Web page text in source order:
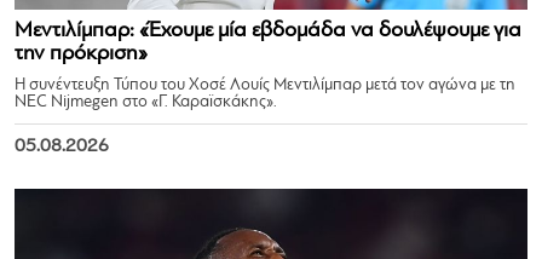
Μεντιλίμπαρ: «Έχουμε μία εβδομάδα να δουλέψουμε για
την πρόκριση»
Η συνέντευξη Τύπου του Χοσέ Λουίς Μεντιλίμπαρ μετά τον αγώνα με τη
NEC Nijmegen στο «Γ. Καραϊσκάκης».
05.08.2026